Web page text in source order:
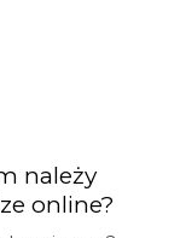
należy
online?